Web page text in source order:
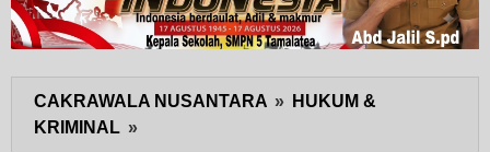
CAKRAWALA NUSANTARA » HUKUM &
KRIMINAL »